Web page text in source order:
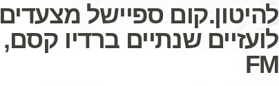
להיטון.קום ספיישל מצעדים
FM